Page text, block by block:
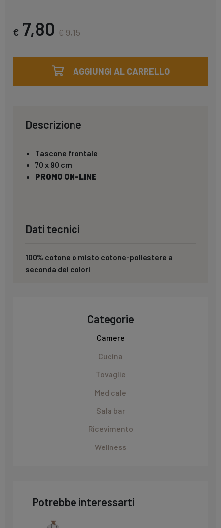
Categorie
Camere
Cucina
Tovaglie
Medicale
Sala bar
Ricevimento
Wellness
Potrebbe interessarti
€ 7,80€ 9,15
AGGIUNGI AL CARRELLO
Descrizione
Tascone frontale
70 x 90 cm
PROMO ON-LINE
Dati tecnici
100% cotone o misto cotone-poliestere a
seconda dei colori